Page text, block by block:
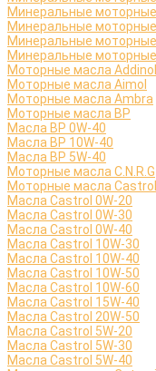
Минеральные
Минеральные моторные
Минеральные
Минеральные моторные
Моторные масла Addinol
Моторные масла Aimol
Моторные масла Ambra
Моторные масла BP
Масла BP 0W-40
Масла BP 10W-40
Масла BP 5W-40
Моторные масла C.N.R.G
Моторные масла Castrol
Масла Castrol 0W-20
Масла Castrol 0W-30
Масла Castrol 0W-40
Масла Castrol 10W-30
Масла Castrol 10W-40
Масла Castrol 10W-50
Масла Castrol 10W-60
Масла Castrol 15W-40
Масла Castrol 20W-50
Масла Castrol 5W-20
Масла Castrol 5W-30
Масла Castrol 5W-40